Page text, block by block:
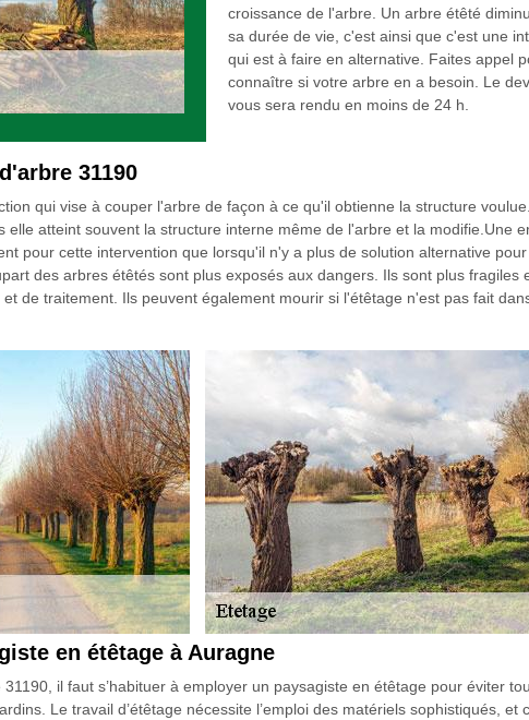
croissance de l'arbre. Un arbre étêté
sa durée de vie, c'est ainsi que c'est une
qui est à faire en alternative. Faites appel
connaître si votre arbre en a besoin. Le
vous sera rendu en moins de 24 h.
31190
qui vise à couper l'arbre de façon à ce qu'il obtienne la structure
elle atteint souvent la structure interne même de l'arbre et la modifie.Une
pour cette intervention que lorsqu'il n'y a plus de solution alternative pour
des arbres étêtés sont plus exposés aux dangers. Ils sont plus fragiles
de traitement. Ils peuvent également mourir si l'étêtage n'est pas fait
en étêtage à Auragne
il faut s’habituer à employer un paysagiste en étêtage pour éviter
Le travail d’étêtage nécessite l’emploi des matériels sophistiqués, et